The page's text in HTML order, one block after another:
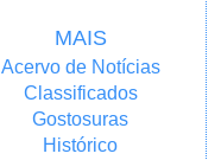
MAIS
Acervo de Notícias
Classificados
Gostosuras
Histórico